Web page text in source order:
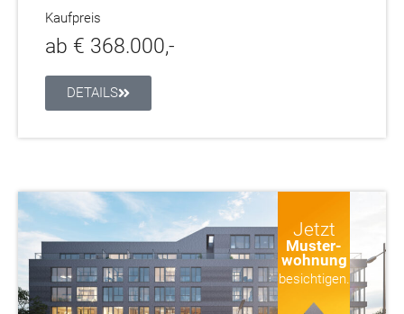
Kaufpreis
ab € 368.000,-
DETAILS
Jetzt
Muster-
wohnung
besichtigen.